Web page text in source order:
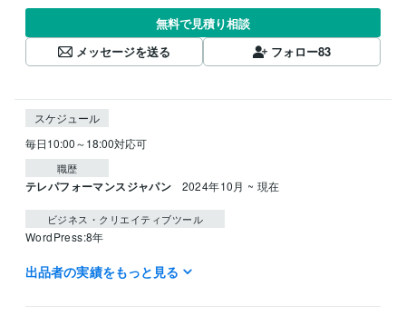
無料で見積り相談
メッセージを送る
フォロー83
スケジュール
毎日10:00～18:00対応可
職歴
テレパフォーマンスジャパン 2024年10月 ~ 現在
ビジネス・クリエイティブツール
WordPress:8年
得意分野
談
出品者の実績をもっと見る